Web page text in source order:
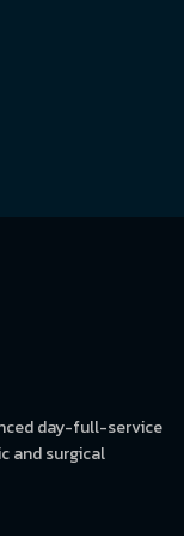
day-full-service
and surgical